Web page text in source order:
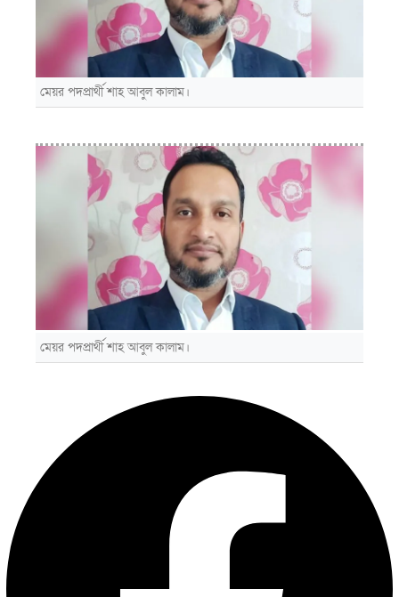
মেয়র পদপ্রার্থী শাহ আবুল কালাম।
মেয়র পদপ্রার্থী শাহ আবুল কালাম।